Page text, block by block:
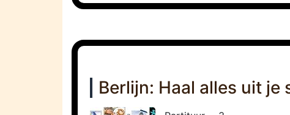
Berlijn: Haal alles uit je